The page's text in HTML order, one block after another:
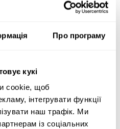
Про програму
кукі
cookie, щоб
інтегрувати функції
наш трафік. Ми
із соціальних
захисту, таких як
рівня захисту даних під
або систематичний
або якщо обробляються
чи дані у великих обсягах.